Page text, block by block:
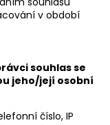
v období
souhlas se
jeho/její osobní
číslo, IP